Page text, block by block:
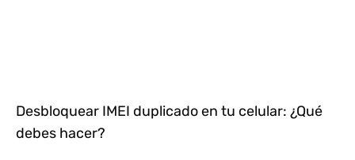
Desbloquear IMEI duplicado en tu celular: ¿Qué
debes hacer?